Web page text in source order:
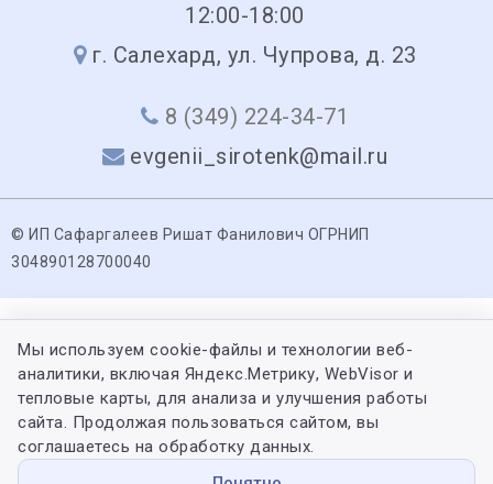
12:00-18:00
г. Салехард, ул. Чупрова, д. 23
8 (349) 224-34-71
evgenii_sirotenk@mail.ru
© ИП Сафаргалеев Ришат Фанилович ОГРНИП
304890128700040
Мы используем cookie-файлы и технологии веб-
аналитики, включая Яндекс.Метрику, WebVisor и
тепловые карты, для анализа и улучшения работы
сайта. Продолжая пользоваться сайтом, вы
соглашаетесь на обработку данных.